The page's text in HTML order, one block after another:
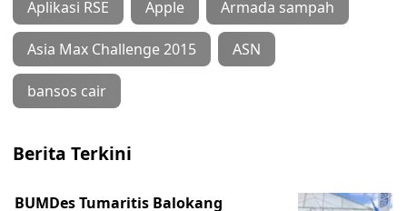
Aplikasi RSE Apple Armada sampah
Asia Max Challenge 2015 ASN
bansos cair
Berita Terkini
BUMDes Tumaritis Balokang